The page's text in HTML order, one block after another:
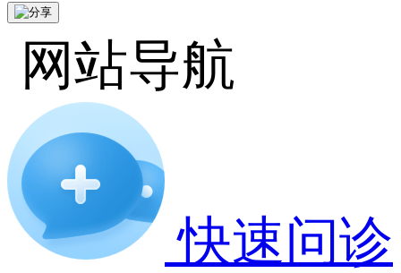
网站导航
快速问诊